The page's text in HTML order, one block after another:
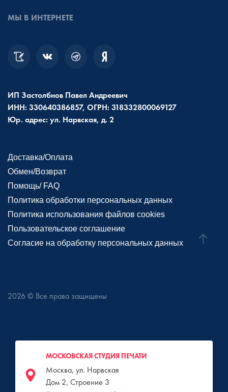
МЫ В ИНТЕРНЕТЕ
ИП Застолбнов Павел Андреевич
ИНН: 330640386857, ОГРН: 318332800069127
Юр. адрес: ул. Нарвская, д. 2
Доставка/Оплата
Обмен/Возврат
Помощь/ FAQ
Политика обработки персональных данных
Политика использования файлов cookies
Пользовательское соглашение
Согласие на обработку персональных данных
2026 © Все права защищены
МОСКОВСКАЯ СТУДИЯ ПЕЧАТИ
Москва, ул. Нарвская
Дом 2, Строение 3